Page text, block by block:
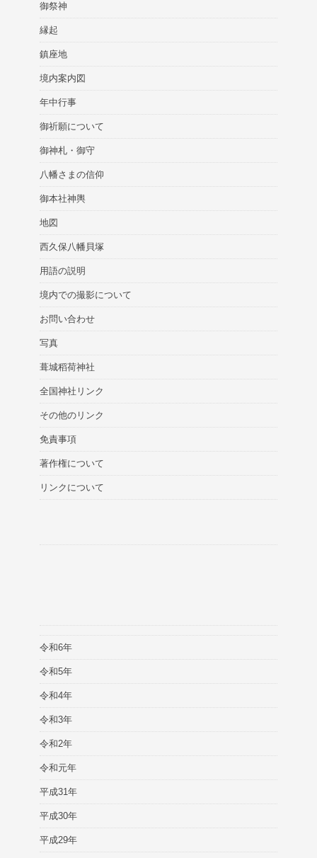
御祭神
縁起
鎮座地
境内案内図
年中行事
御祈願について
御神札・御守
八幡さまの信仰
御本社神輿
地図
西久保八幡貝塚
用語の説明
境内での撮影について
お問い合わせ
写真
葺城稻荷神社
全国神社リンク
その他のリンク
免責事項
著作権について
リンクについて
令和6年
令和5年
令和4年
令和3年
令和2年
令和元年
平成31年
平成30年
平成29年